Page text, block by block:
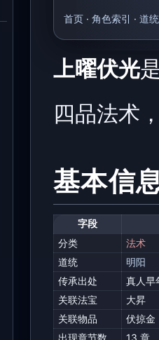
首页 · 角色索引 · 道
上曜伏光
四品法术
基本信
字段
分类
法术
道统
明阳
传承出处
真人早
关联法宝
大昇
关联物品
伏掠金
出现章节数
13 章